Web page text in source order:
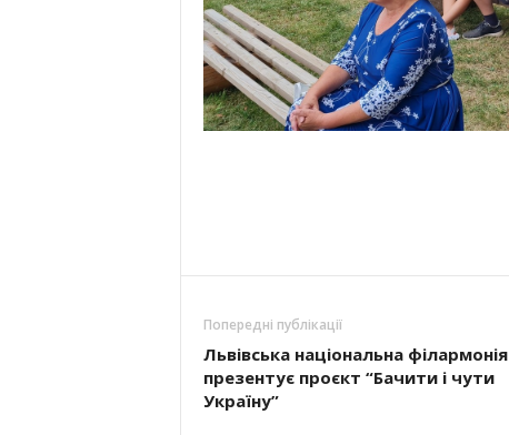
Попередні публікації
Львівська національна філармонія
презентує проєкт “Бачити і чути
Україну”